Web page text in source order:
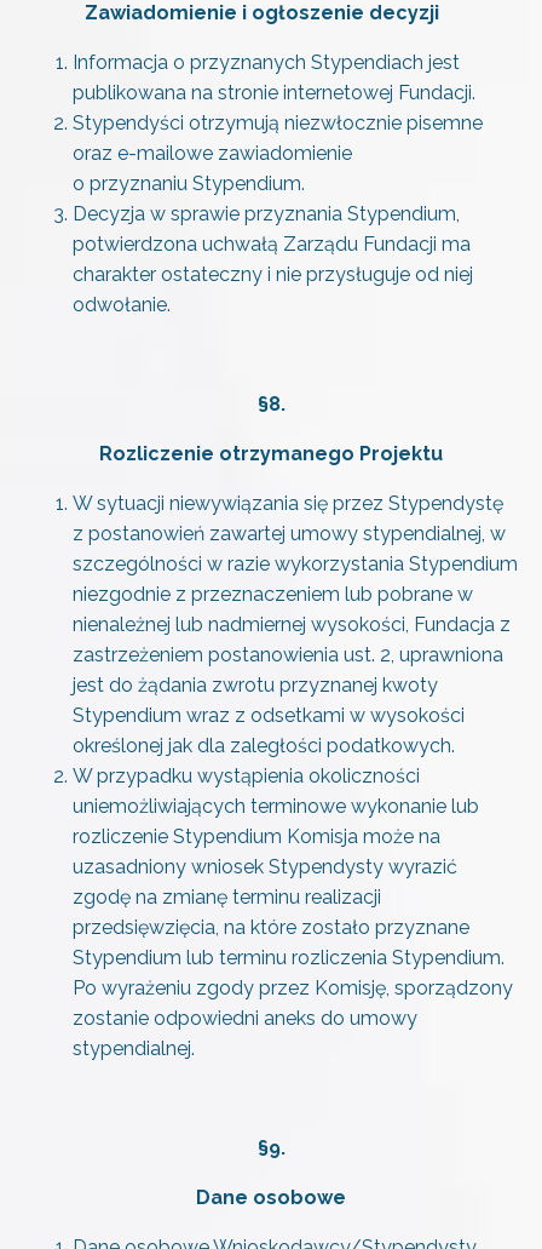
Zawiadomienie i ogłoszenie decyzji
Informacja o przyznanych Stypendiach jest
publikowana na stronie internetowej Fundacji.
Stypendyści otrzymują niezwłocznie pisemne
oraz e-mailowe zawiadomienie
o przyznaniu Stypendium.
Decyzja w sprawie przyznania Stypendium,
potwierdzona uchwałą Zarządu Fundacji ma
charakter ostateczny i nie przysługuje od niej
odwołanie.
§8.
Rozliczenie otrzymanego Projektu
W sytuacji niewywiązania się przez Stypendystę
z postanowień zawartej umowy stypendialnej, w
szczególności w razie wykorzystania Stypendium
niezgodnie z przeznaczeniem lub pobrane w
nienależnej lub nadmiernej wysokości, Fundacja z
zastrzeżeniem postanowienia ust. 2, uprawniona
jest do żądania zwrotu przyznanej kwoty
Stypendium wraz z odsetkami w wysokości
określonej jak dla zaległości podatkowych.
W przypadku wystąpienia okoliczności
uniemożliwiających terminowe wykonanie lub
rozliczenie Stypendium Komisja może na
uzasadniony wniosek Stypendysty wyrazić
zgodę na zmianę terminu realizacji
przedsięwzięcia, na które zostało przyznane
Stypendium lub terminu rozliczenia Stypendium.
Po wyrażeniu zgody przez Komisję, sporządzony
zostanie odpowiedni aneks do umowy
stypendialnej.
§9.
Dane osobowe